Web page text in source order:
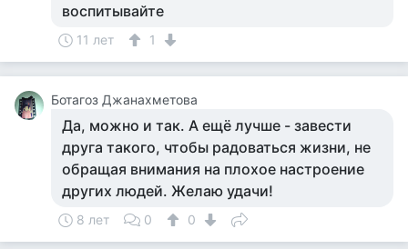
воспитывайте
11 лет 1
Ботагоз Джанахметова
Да, можно и так. А ещё лучше - завести
друга такого, чтобы радоваться жизни, не
обращая внимания на плохое настроение
других людей. Желаю удачи!
8 лет 0 0